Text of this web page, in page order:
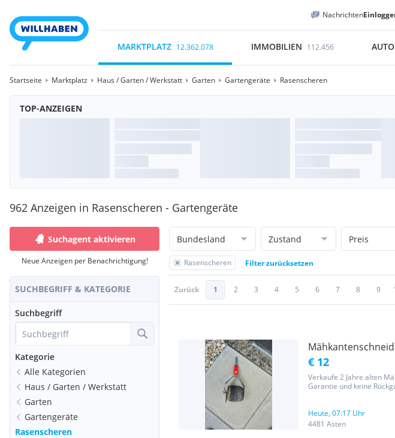
Nachrichten
MARKTPLATZ 12.362.078 IMMOBILIEN 112.456
Startseite Marktplatz Haus / Garten / Werkstatt Garten Gartengeräte Rasenscheren
TOP-ANZEIGEN
962 Anzeigen in Rasenscheren - Gartengeräte
Suchagent aktivieren
Neue Anzeigen per Benachrichtigung!
SUCHBEGRIFF & KATEGORIE
Suchbegriff
Kategorie
Alle Kategorien
Haus / Garten / Werkstatt
Garten
Gartengeräte
Rasenscheren
Bundesland Zustand Preis
Rasenscheren Filter zurücksetzen
Zurück 1 2 3 4 5 6 7 8 9
€ 12
Verkaufe 2 Jahre alten
Garantie und keine
Heute, 07:17 Uhr
4481 Asten